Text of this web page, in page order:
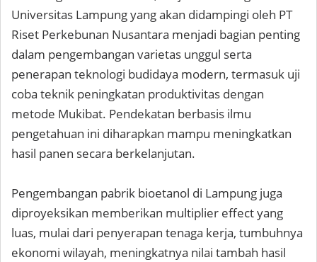
Universitas Lampung yang akan didampingi oleh PT
Riset Perkebunan Nusantara menjadi bagian penting
dalam pengembangan varietas unggul serta
penerapan teknologi budidaya modern, termasuk uji
coba teknik peningkatan produktivitas dengan
metode Mukibat. Pendekatan berbasis ilmu
pengetahuan ini diharapkan mampu meningkatkan
hasil panen secara berkelanjutan.
Pengembangan pabrik bioetanol di Lampung juga
diproyeksikan memberikan multiplier effect yang
luas, mulai dari penyerapan tenaga kerja, tumbuhnya
ekonomi wilayah, meningkatnya nilai tambah hasil